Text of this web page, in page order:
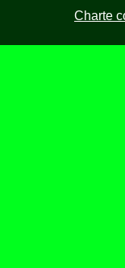
Charte